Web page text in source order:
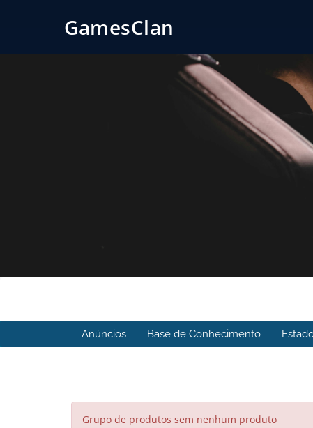
GamesClan
Anúncios Base de Conhecimento
Grupo de produtos sem nenhum produto